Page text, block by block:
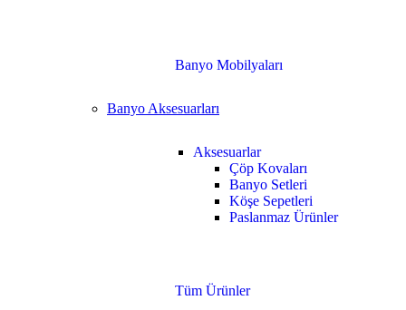
Banyo Mobilyaları
Banyo Aksesuarları
Aksesuarlar
Çöp Kovaları
Banyo Setleri
Köşe Sepetleri
Paslanmaz Ürünler
Tüm Ürünler